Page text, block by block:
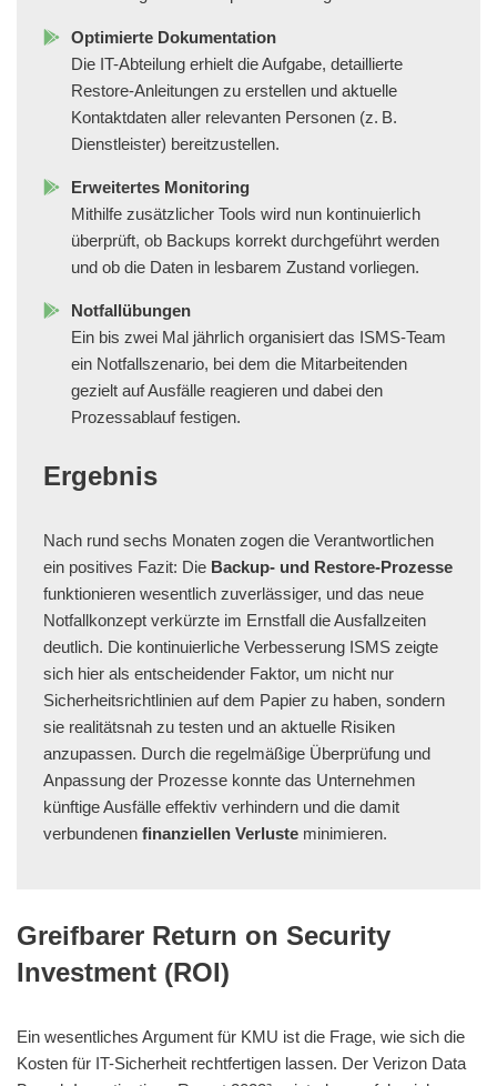
Optimierte Dokumentation
Die IT-Abteilung erhielt die Aufgabe, detaillierte
Restore-Anleitungen zu erstellen und aktuelle
Kontaktdaten aller relevanten Personen (z. B.
Dienstleister) bereitzustellen.
Erweitertes Monitoring
Mithilfe zusätzlicher Tools wird nun kontinuierlich
überprüft, ob Backups korrekt durchgeführt werden
und ob die Daten in lesbarem Zustand vorliegen.
Notfallübungen
Ein bis zwei Mal jährlich organisiert das ISMS-Team
ein Notfallszenario, bei dem die Mitarbeitenden
gezielt auf Ausfälle reagieren und dabei den
Prozessablauf festigen.
Ergebnis
Nach rund sechs Monaten zogen die Verantwortlichen
ein positives Fazit: Die Backup- und Restore-Prozesse
funktionieren wesentlich zuverlässiger, und das neue
Notfallkonzept verkürzte im Ernstfall die Ausfallzeiten
deutlich. Die kontinuierliche Verbesserung ISMS zeigte
sich hier als entscheidender Faktor, um nicht nur
Sicherheitsrichtlinien auf dem Papier zu haben, sondern
sie realitätsnah zu testen und an aktuelle Risiken
anzupassen. Durch die regelmäßige Überprüfung und
Anpassung der Prozesse konnte das Unternehmen
künftige Ausfälle effektiv verhindern und die damit
verbundenen finanziellen Verluste minimieren.
Greifbarer Return on Security
Investment (ROI)
Ein wesentliches Argument für KMU ist die Frage, wie sich die
Kosten für IT-Sicherheit rechtfertigen lassen. Der Verizon Data